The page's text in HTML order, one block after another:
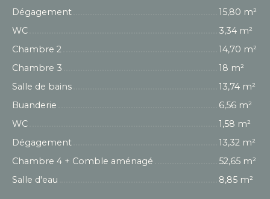
Dégagement
15,80 m²
WC
3,34 m²
Chambre 2
14,70 m²
Chambre 3
18 m²
Salle de bains
13,74 m²
Buanderie
6,56 m²
WC
1,58 m²
Dégagement
13,32 m²
Chambre 4 + Comble aménagé
52,65 m²
Salle d'eau
8,85 m²